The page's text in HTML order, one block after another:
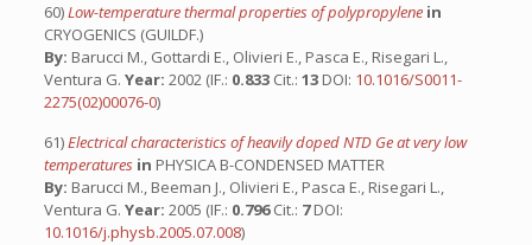
60)Low-temperature thermal properties of polypropylene in
CRYOGENICS (GUILDF.)
By: Barucci M., Gottardi E., Olivieri E., Pasca E., Risegari L.,
Ventura G. Year: 2002 (IF.: 0.833 Cit.: 13 DOI: 10.1016/S0011-
2275(02)00076-0)
61)Electrical characteristics of heavily doped NTD Ge at very low
temperatures in PHYSICA B-CONDENSED MATTER
By: Barucci M., Beeman J., Olivieri E., Pasca E., Risegari L.,
Ventura G. Year: 2005 (IF.: 0.796Cit.: 7DOI:
10.1016/j.physb.2005.07.008)